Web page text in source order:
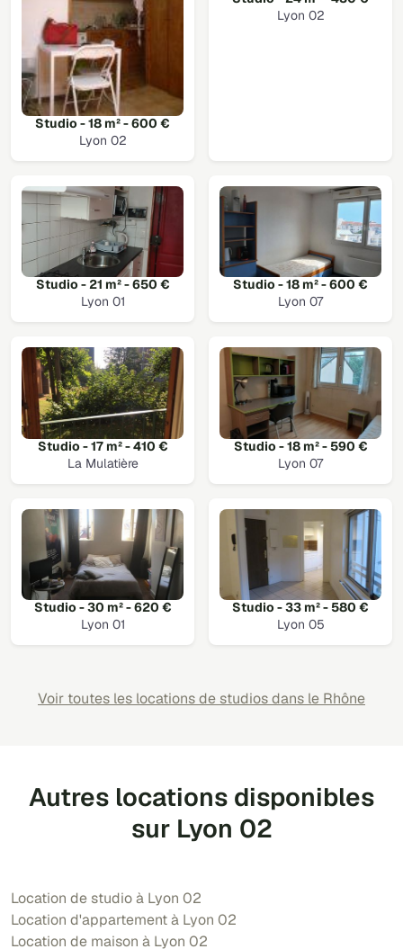
Studio - 18 m² - 600 €
Lyon 02
Lyon 02
Studio - 21 m² - 650 €
Lyon 01
Studio - 18 m² - 600 €
Lyon 07
Studio - 17 m² - 410 €
La Mulatière
Studio - 18 m² - 590 €
Lyon 07
Studio - 30 m² - 620 €
Lyon 01
Studio - 33 m² - 580 €
Lyon 05
Voir toutes les locations de studios dans le Rhône
Autres locations disponibles
sur Lyon 02
Location de studio à Lyon 02
Location d'appartement à Lyon 02
Location de maison à Lyon 02